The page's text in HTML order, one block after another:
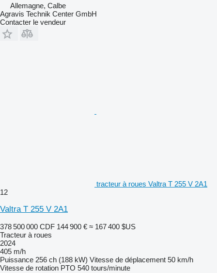
Allemagne, Calbe
Agravis Technik Center GmbH
Contacter le vendeur
tracteur à roues Valtra T 255 V 2A1
12
Valtra T 255 V 2A1
378 500 000 CDF 144 900 € ≈ 167 400 $US
Tracteur à roues
2024
405 m/h
Puissance 256 ch (188 kW) Vitesse de déplacement 50 km/h
Vitesse de rotation PTO 540 tours/minute